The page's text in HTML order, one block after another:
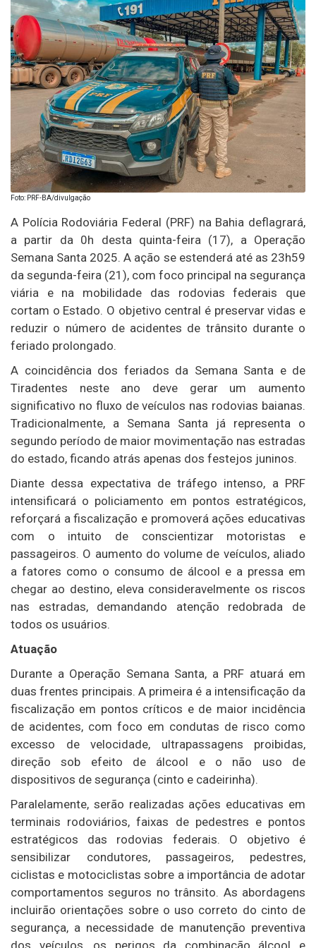
Foto: PRF-BA/divulgação
A Polícia Rodoviária Federal (PRF) na Bahia deflagrará,
a partir da 0h desta quinta-feira (17), a Operação
Semana Santa 2025. A ação se estenderá até as 23h59
da segunda-feira (21), com foco principal na segurança
viária e na mobilidade das rodovias federais que
cortam o Estado. O objetivo central é preservar vidas e
reduzir o número de acidentes de trânsito durante o
feriado prolongado.
A coincidência dos feriados da Semana Santa e de
Tiradentes neste ano deve gerar um aumento
significativo no fluxo de veículos nas rodovias baianas.
Tradicionalmente, a Semana Santa já representa o
segundo período de maior movimentação nas estradas
do estado, ficando atrás apenas dos festejos juninos.
Diante dessa expectativa de tráfego intenso, a PRF
intensificará o policiamento em pontos estratégicos,
reforçará a fiscalização e promoverá ações educativas
com o intuito de conscientizar motoristas e
passageiros. O aumento do volume de veículos, aliado
a fatores como o consumo de álcool e a pressa em
chegar ao destino, eleva consideravelmente os riscos
nas estradas, demandando atenção redobrada de
todos os usuários.
Atuação
Durante a Operação Semana Santa, a PRF atuará em
duas frentes principais. A primeira é a intensificação da
fiscalização em pontos críticos e de maior incidência
de acidentes, com foco em condutas de risco como
excesso de velocidade, ultrapassagens proibidas,
direção sob efeito de álcool e o não uso de
dispositivos de segurança (cinto e cadeirinha).
Paralelamente, serão realizadas ações educativas em
terminais rodoviários, faixas de pedestres e pontos
estratégicos das rodovias federais. O objetivo é
sensibilizar condutores, passageiros, pedestres,
ciclistas e motociclistas sobre a importância de adotar
comportamentos seguros no trânsito. As abordagens
incluirão orientações sobre o uso correto do cinto de
segurança, a necessidade de manutenção preventiva